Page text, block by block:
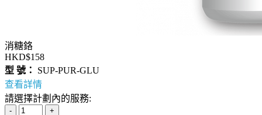
消糖鉻
HKD$158
型 號：
SUP-PUR-GLU
查看詳情
請選擇計劃內的服務: